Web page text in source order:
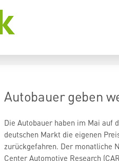
Autobauer geben
Die Autobauer haben im Mai auf
deutschen Markt die eigenen
zurückgefahren. Der monatliche
Center Automotive Research